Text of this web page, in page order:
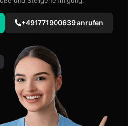
+491771900639 anrufen